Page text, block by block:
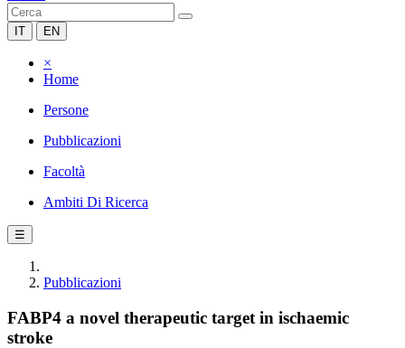
IT EN
×
Home
Persone
Pubblicazioni
Facoltà
Ambiti Di Ricerca
☰
Pubblicazioni
FABP4 a novel therapeutic target in ischaemic
stroke